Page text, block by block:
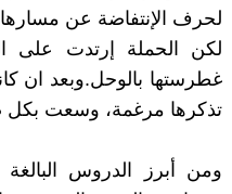
لحرف الإنتفاضة عن
لكن الحملة إرتدت على
غطرستها بالوحل.وبعد ان
تذكرها مرغمة، وسعت بكل
ومن أبرز الدروس البالغة